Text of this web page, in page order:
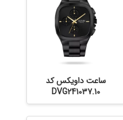
ساعت داویکس کد
DVG241037.10